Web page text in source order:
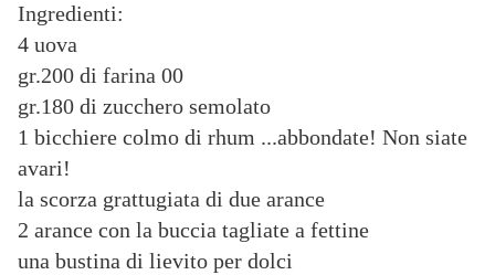
Ingredienti:
4 uova
gr.200 di farina 00
gr.180 di zucchero semolato
1 bicchiere colmo di rhum ...abbondate! Non siate
avari!
la scorza grattugiata di due arance
2 arance con la buccia tagliate a fettine
una bustina di lievito per dolci